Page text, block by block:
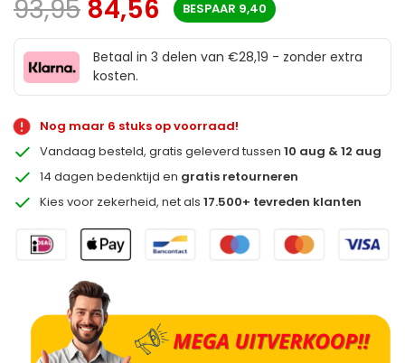
93,95 84,56 BESPAAR 9,40
Betaal in 3 delen van €28,19 - zonder extra
kosten.
Nog maar 6 stuks op voorraad!
Vandaag besteld, gratis geleverd tussen10 aug & 12 aug
14 dagen bedenktijd en gratis retourneren
Kies voor zekerheid, net als17.500+ tevreden klanten